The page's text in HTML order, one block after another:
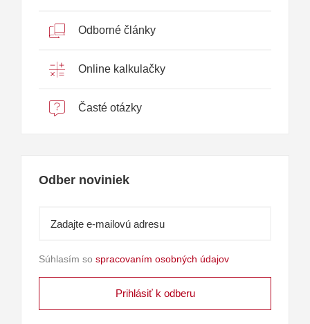
Odborné články
Online kalkulačky
Časté otázky
Odber noviniek
Súhlasím so spracovaním osobných údajov